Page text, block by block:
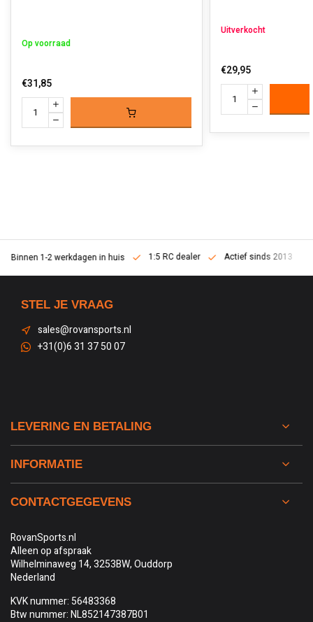
Op voorraad
€31,85
Uitverkocht
€29,95
Binnen 1-2 werkdagen in huis 1:5 RC dealer Actief sinds 2013
STEL JE VRAAG
sales@rovansports.nl
+31(0)6 31 37 50 07
LEVERING EN BETALING
INFORMATIE
CONTACTGEGEVENS
RovanSports.nl
Alleen op afspraak
Wilhelminaweg 14, 3253BW, Ouddorp
Nederland
KVK nummer: 56483368
Btw nummer: NL852147387B01